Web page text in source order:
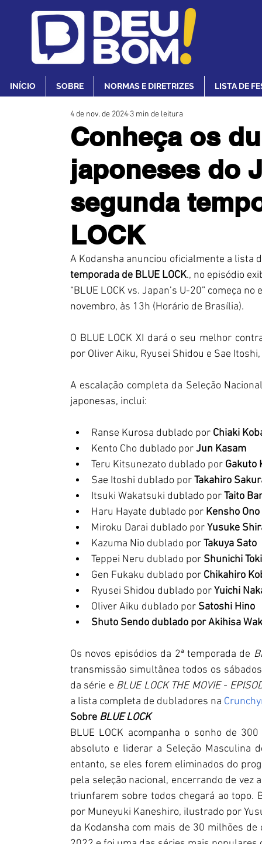
INÍCIO SOBRE NORMAS E DIRETRIZES LISTA DE
Conheça os
japoneses do
segunda
LOCK
4 de nov. de 2024 3 min de leitura
A Kodansha anunciou oficialmente a lista
temporada de BLUE LOCK., no episódio
“BLUE LOCK vs. Japan’s U-20” começa
novembro, às 13h (Horário de Brasília).
O BLUE LOCK XI dará o seu melhor
por Oliver Aiku, Ryusei Shidou e Sae
A escalação completa da Seleção
japonesas, inclui:
Ranse Kurosa dublado por Chiaki
Kento Cho dublado por Jun Kasam
Teru Kitsunezato dublado por Gakuto
Sae Itoshi dublado por Takahiro
Itsuki Wakatsuki dublado por Taito
Haru Hayate dublado por Kensho Ono
Miroku Darai dublado por Yusuke
Kazuma Nio dublado por Takuya Sato
Teppei Neru dublado por Shunichi Toki
Gen Fukaku dublado por Chikahiro
Ryusei Shidou dublado por Yuichi
Oliver Aiku dublado por Satoshi Hino
Shuto Sendo dublado por Akihisa
Os novos episódios da 2ª temporada de
transmissão simultânea todos os
da série e BLUE LOCK THE MOVIE -
a lista completa de dubladores na
Sobre BLUE LOCK
BLUE LOCK acompanha o sonho de
absoluto e liderar a Seleção Masculina
entanto, se eles forem eliminados do
pela seleção nacional, encerrando de vez
triunfarem sobre todos chegará ao topo.
por Muneyuki Kaneshiro, ilustrado por
da Kodansha com mais de 30 milhões